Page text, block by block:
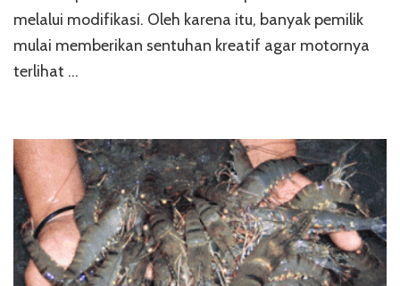
melalui modifikasi. Oleh karena itu, banyak pemilik
mulai memberikan sentuhan kreatif agar motornya
terlihat …